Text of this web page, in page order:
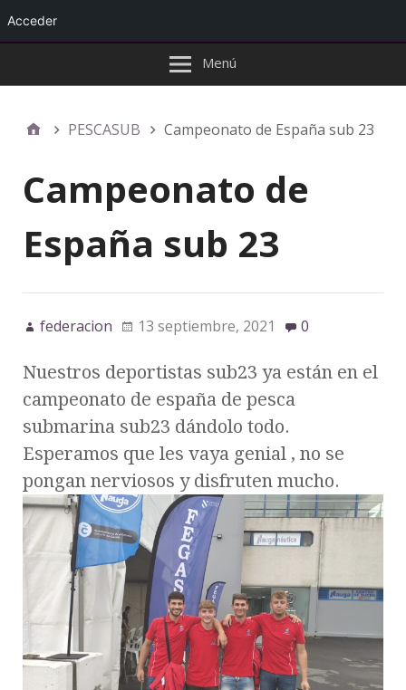
Menú
PESCASUB Campeonato de España sub 23
Campeonato de
España sub 23
federacion 13 septiembre, 2021 0
Nuestros deportistas sub23 ya están en el
campeonato de españa de pesca
submarina sub23 dándolo todo.
Esperamos que les vaya genial , no se
pongan nerviosos y disfruten mucho.
Acceder